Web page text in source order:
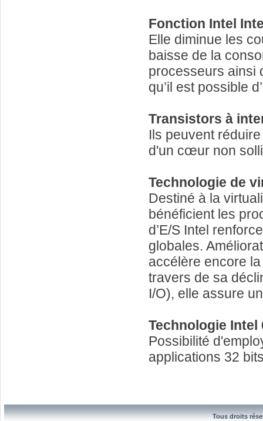
Fonction Intel
Elle diminue les
baisse de la
processeurs ainsi
qu’il est possible
Transistors à
Ils peuvent
d'un cœur non
Technologie de
Destiné à la
bénéficient les
d’E/S Intel
globales.
accélère encore
travers de sa
I/O), elle assure
Technologie Intel
Possibilité
applications 32
Tous droits